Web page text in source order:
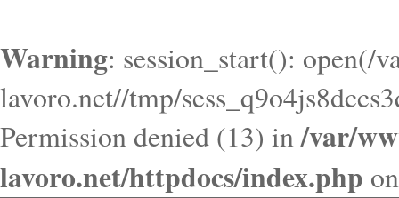
Warning: session_start(): open(/
lavoro.net//tmp/
Permission denied (13) in/var/
lavoro.net/httpdocs/index.php